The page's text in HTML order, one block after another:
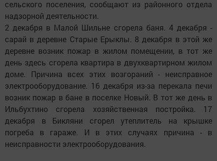
сельского поселения, сообщают из районного отдела
надзорной деятельности.
2 декабря в Малой Шильне сгорела баня. 4 декабря -
сарай в деревне Старые Ерыклы. 8 декабря в этой же
деревне возник пожар в жилом помещении, в тот же
день здесь сгорела квартира в двухквартирном жилом
доме. Причина всех этих возгораний - неисправное
электрооборудование. 16 декабря из-за перекала печи
возник пожар в бане в поселке Новый. В тот же день в
Ильбухтино сгорела хозяйственная постройка. 17
декабря в Бикляни сгорел утеплитель на крышке
погреба в гараже. И в этих случаях причина - в
неисправности электрооборудования.